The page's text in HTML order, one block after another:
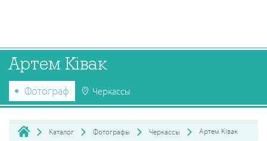
Артем Ківак
Фотограф Черкассы
Каталог Фотографы Черкассы Артем Ківак